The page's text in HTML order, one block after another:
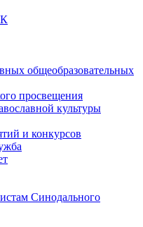
общеобразовательных
просвещения
культуры
и конкурсов
Синодального